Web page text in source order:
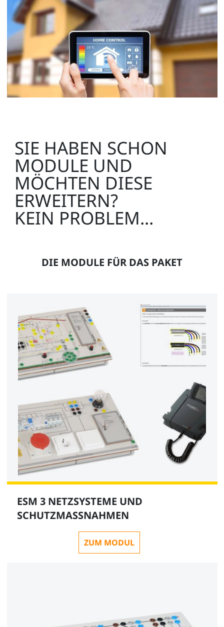
SIE HABEN SCHON
MODULE UND
MÖCHTEN DIESE
ERWEITERN?
KEIN PROBLEM...
DIE MODULE FÜR DAS PAKET
ESM 3 NETZSYSTEME UND
SCHUTZMASSNAHMEN
ZUM MODUL